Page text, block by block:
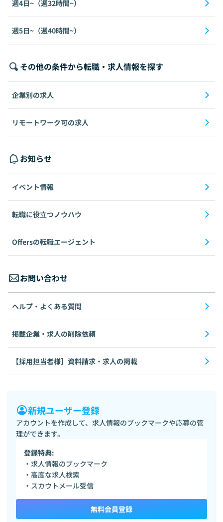
週4日~（週32時間~）
週5日~（週40時間~）
その他の条件から転職・求人情報を探す
企業別の求人
リモートワーク可の求人
お知らせ
イベント情報
転職に役立つノウハウ
Offersの転職エージェント
お問い合わせ
ヘルプ・よくある質問
掲載企業・求人の削除依頼
【採用担当者様】資料請求・求人の掲載
新規ユーザー登録
アカウントを作成して、求人情報のブックマークや応募の管
理ができます。
登録特典:
・求人情報のブックマーク
・高度な求人検索
・スカウトメール受信
無料会員登録